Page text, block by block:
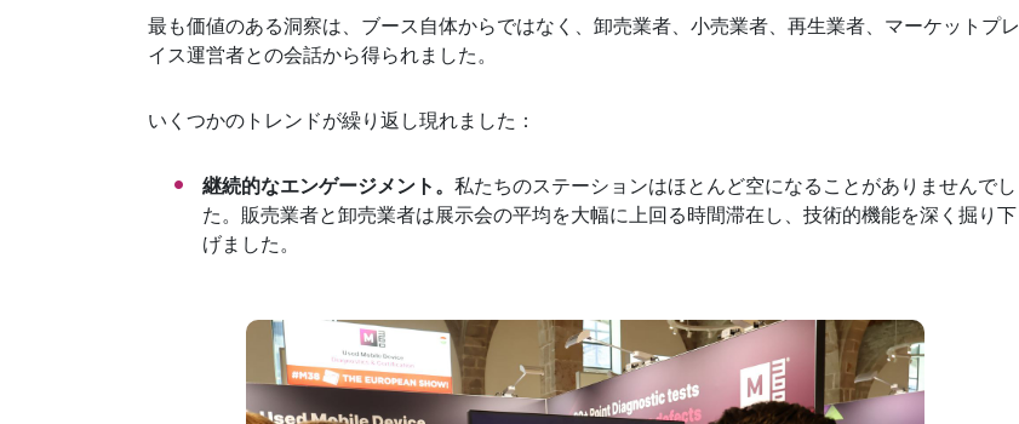
最も価値のある洞察は、ブース自体からではなく、卸売業者、小売業者、再生業者、マーケットプレ
イス運営者との会話から得られました。
いくつかのトレンドが繰り返し現れました：
継続的なエンゲージメント。 私たちのステーションはほとんど空になることがありませんでし
た。販売業者と卸売業者は展示会の平均を大幅に上回る時間滞在し、技術的機能を深く掘り下
げました。